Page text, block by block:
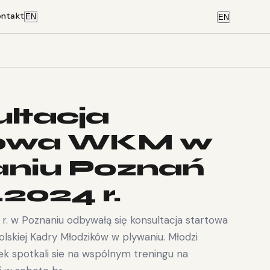
EN EN
WKM w
Poznań
r.
w Poznaniu odbywałą się konsultacja startowa
Kadry Młodzików w plywaniu. Młodzi
spotkali sie na wspólnym treningu na